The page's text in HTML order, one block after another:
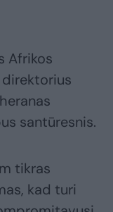
Afrikos
direktorius
santūresnis.
tikras
kad turi